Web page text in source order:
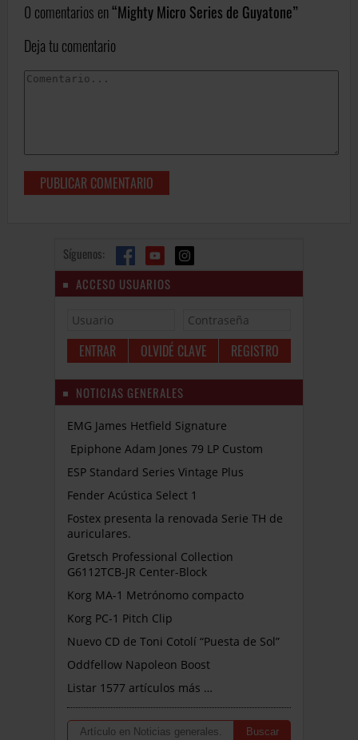
0 comentarios en Mighty Micro Series de Guyatone
Deja tu comentario
Síguenos:
ACCESO USUARIOS
OLVIDÉ CLAVE REGISTRO
NOTICIAS GENERALES
EMG James Hetfield Signature
Epiphone Adam Jones 79 LP Custom
ESP Standard Series Vintage Plus
Fender Acústica Select 1
Fostex presenta la renovada Serie TH de
auriculares.
Gretsch Professional Collection
G6112TCB-JR Center-Block
Korg MA-1 Metrónomo compacto
Korg PC-1 Pitch Clip
Nuevo CD de Toni Cotolí “Puesta de Sol”
Oddfellow Napoleon Boost
Listar 1577 artículos más …